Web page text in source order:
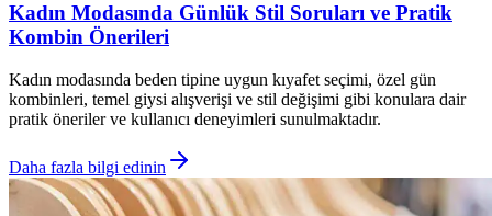
Kadın Modasında Günlük Stil Soruları ve Pratik
Kombin Önerileri
Kadın modasında beden tipine uygun kıyafet seçimi, özel gün
kombinleri, temel giysi alışverişi ve stil değişimi gibi konulara dair
pratik öneriler ve kullanıcı deneyimleri sunulmaktadır.
Daha fazla bilgi edinin